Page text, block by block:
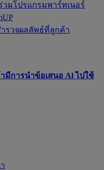
วมโปรแกรมพาร์ทเนอร์
ำรวจผลลัพธ์ที่ลูกค้า
มีการนำข้อเสนอ Al ไปใช้